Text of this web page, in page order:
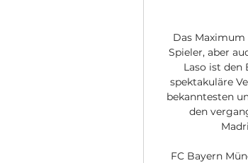
Das
Spieler, aber
Laso ist den
spektakuläre
bekanntesten
den
FC Bayern